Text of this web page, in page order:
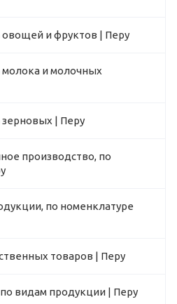
и фруктов | Перу
и молочных
| Перу
производство, по
по номенклатуре
товаров | Перу
видам продукции | Перу